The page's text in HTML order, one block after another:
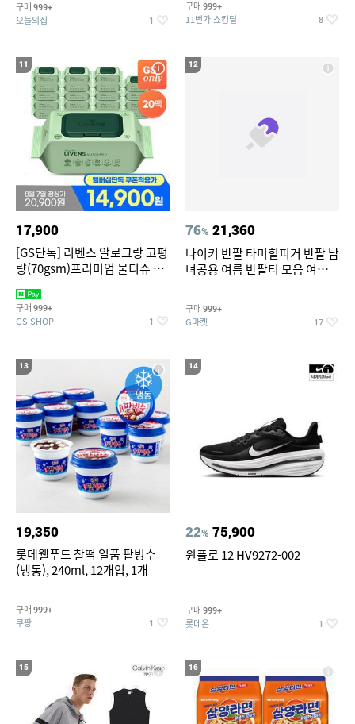
구매 999+
오늘의집 1
구매 999+
11번가 쇼킹딜 8
11
17,900
[GS단독] 리벤스 알로그랑 고평
량(70gsm)프리미엄 물티슈 70
구매 999+
GS SHOP 1
12
76% 21,360
나이키 반팔 타미힐피거 반팔 남
녀공용 여름 반팔티 모음 여름
구매 999+
G마켓 17
13
19,350
롯데웰푸드 찰떡 일품 팥빙수
(냉동), 240ml, 12개입, 1개
구매 999+
쿠팡 1
14
22% 75,900
윈플로 12 HV9272-002
구매 999+
롯데온 1
15 16